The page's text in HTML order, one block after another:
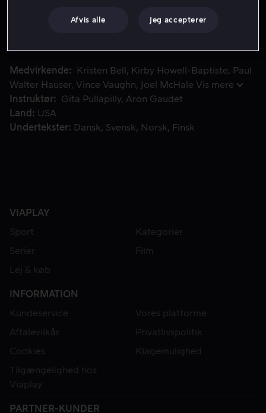
keder og frustrerer hende, samt hendes bedste ven JoJo,
hobby til en kuponfidus til mange millioner dollars.
Medvirkende
Kristen Bell Kirby Howell-Baptiste
Paul
Walter Hauser Vince Vaughn Joel McHale Vis mere
Instruktør
Gita Pullapilly Aron Gaudet
Land
USA
Undertekster
Dansk Svensk Norsk Finsk
VIAPLAY
Sport
Kategorier
Serier
Film
Lej & køb
INFORMATION
Kundeservice
Vores platforme
Aftalevilkår
Privatlivspolitik
Cookies
Klagemulighed
Tilgængelighed hos
Viaplay
PARTNER-KUNDER
Afvis alle Jeg accepterer